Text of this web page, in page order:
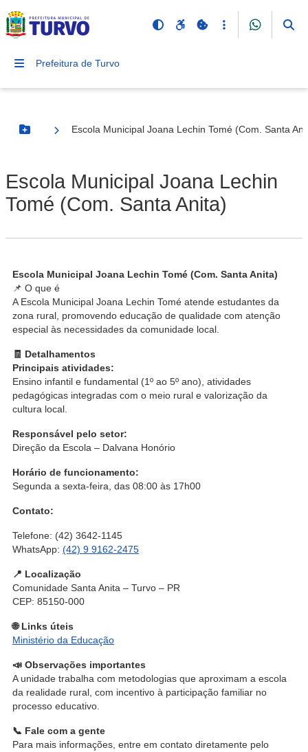
Prefeitura de Turvo
Botão Menu
Escola Municipal Joana Lechin Tomé (Com. Santa
Escola Municipal Joana Lechin
Tomé (Com. Santa Anita)
Escola Municipal Joana Lechin Tomé (Com. Santa Anita)
📌 O que é
A Escola Municipal Joana Lechin Tomé atende estudantes da
zona rural, promovendo educação de qualidade com atenção
especial às necessidades da comunidade local.
🧾 Detalhamentos
Principais atividades:
Ensino infantil e fundamental (1º ao 5º ano), atividades
pedagógicas integradas com o meio rural e valorização da
cultura local.
Responsável pelo setor:
Direção da Escola – Dalvana Honório
Horário de funcionamento:
Segunda a sexta-feira, das 08:00 às 17h00
Contato:
Telefone: (42) 3642-1145
WhatsApp: (42) 9 9162-2475
📍 Localização
Comunidade Santa Anita – Turvo – PR
CEP: 85150-000
🌐 Links úteis
Ministério da Educação
📣 Observações importantes
A unidade trabalha com metodologias que aproximam a escola
da realidade rural, com incentivo à participação familiar no
processo educativo.
📞 Fale com a gente
Para mais informações, entre em contato diretamente pelo